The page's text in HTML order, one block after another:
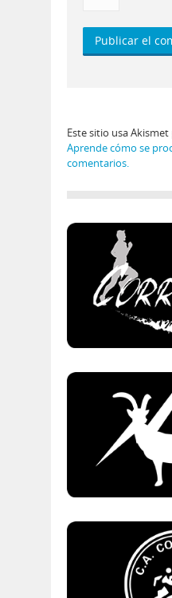
Este sitio usa
Aprende cómo se
comentarios.